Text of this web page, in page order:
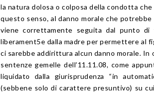
la natura dolosa o colposa della condotta
questo senso, al danno morale che
viene correttamente seguita dal punto
liberament5e dalla madre per permettere al
ci sarebbe addirittura alcun danno morale.
sentenze gemelle dell’11.11.08, come
liquidato dalla giurisprudenza “in
(sebbene solo di carattere presuntivo) su